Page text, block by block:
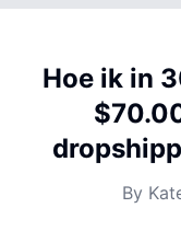
Hoe ik in
By